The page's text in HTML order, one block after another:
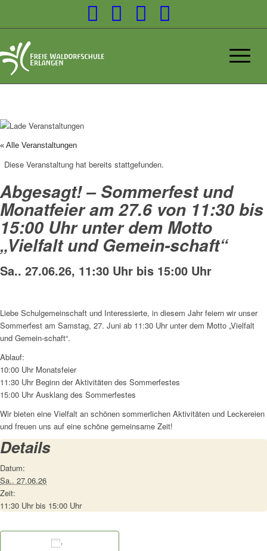
« Alle Veranstaltungen
Diese Veranstaltung hat bereits stattgefunden.
Abgesagt! – Sommerfest und
Monatfeier am 27.6 von 11:30 bis
15:00 Uhr unter dem Motto
„Vielfalt und Gemein-schaft“
Sa.. 27.06.26, 11:30 Uhr bis 15:00 Uhr
Liebe Schulgemeinschaft und Interessierte, in diesem Jahr feiern wir unser
Sommerfest am Samstag, 27. Juni ab 11:30 Uhr unter dem Motto „Vielfalt
und Gemein-schaft“.
Ablauf:
10:00 Uhr Monatsfeier
11:30 Uhr Beginn der Aktivitäten des Sommerfestes
15:00 Uhr Ausklang des Sommerfestes
Wir bieten eine Vielfalt an schönen sommerlichen Aktivitäten und Leckereien
und freuen uns auf eine schöne gemeinsame Zeit!
Details
Datum:
Sa.. 27.06.26
Zeit:
11:30 Uhr bis 15:00 Uhr